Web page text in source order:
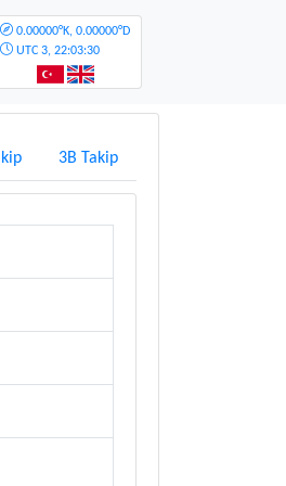
0.00000°K, 0.00000°D
UTC 3, 22:03:30
3B Takip